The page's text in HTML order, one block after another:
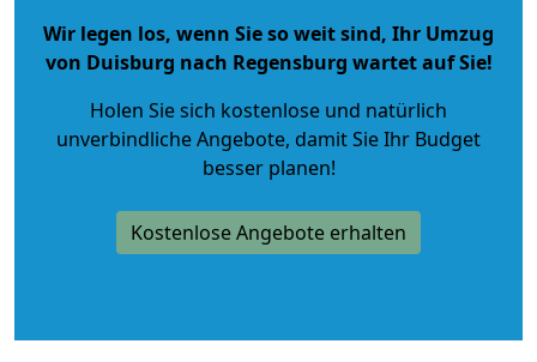
Wir legen los, wenn Sie so weit sind, Ihr Umzug
von Duisburg nach Regensburg wartet auf Sie!
Holen Sie sich kostenlose und natürlich
unverbindliche Angebote, damit Sie Ihr Budget
besser planen!
Kostenlose Angebote erhalten